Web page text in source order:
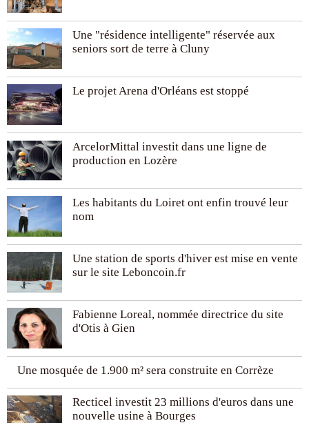
Une "résidence intelligente" réservée aux
seniors sort de terre à Cluny
Le projet Arena d'Orléans est stoppé
ArcelorMittal investit dans une ligne de
production en Lozère
Les habitants du Loiret ont enfin trouvé leur
nom
Une station de sports d'hiver est mise en vente
sur le site Leboncoin.fr
Fabienne Loreal, nommée directrice du site
d'Otis à Gien
Une mosquée de 1.900 m² sera construite en Corrèze
Recticel investit 23 millions d'euros dans une
nouvelle usine à Bourges